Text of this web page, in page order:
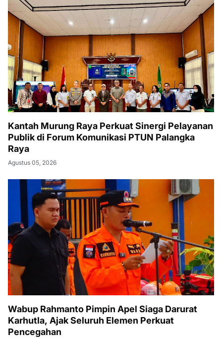
Kantah Murung Raya Perkuat Sinergi Pelayanan
Publik di Forum Komunikasi PTUN Palangka
Raya
Agustus 05, 2026
Wabup Rahmanto Pimpin Apel Siaga Darurat
Karhutla, Ajak Seluruh Elemen Perkuat
Pencegahan